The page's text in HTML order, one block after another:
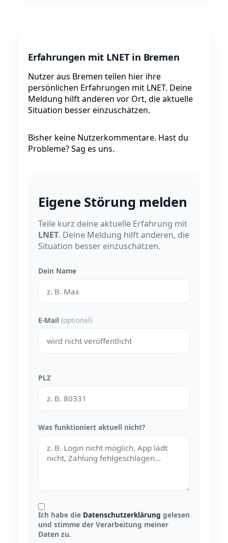
Erfahrungen mit LNET in Bremen
Nutzer aus Bremen teilen hier ihre
persönlichen Erfahrungen mit LNET. Deine
Meldung hilft anderen vor Ort, die aktuelle
Situation besser einzuschätzen.
Bisher keine Nutzerkommentare. Hast du
Probleme? Sag es uns.
Eigene Störung melden
Teile kurz deine aktuelle Erfahrung mit
LNET. Deine Meldung hilft anderen, die
Situation besser einzuschätzen.
Dein Name
E-Mail (optional)
PLZ
Was funktioniert aktuell nicht?
Ich habe die Datenschutzerklärung gelesen
und stimme der Verarbeitung meiner
Daten zu.